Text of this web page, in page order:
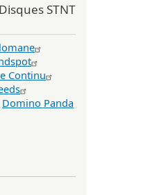
STNT
Continu
Domino Panda